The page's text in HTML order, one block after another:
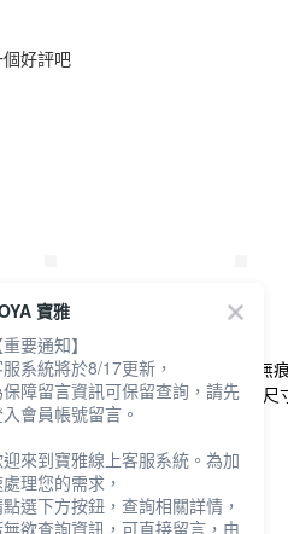
好評吧
共和國 CR LIFE
裁無痕男平口褲
瑪榭瞬涼透爽無
平口褲-多色多尺
排行
寶雅
重要通知】
系統將於8/17更新，
障留言資訊可保留查詢，請先
會員帳號留言。
來到寶雅線上客服系統。為加
理您的需求，
選下方按鈕，查詢相關詳情，
欲查詢資訊，可直接留言，由